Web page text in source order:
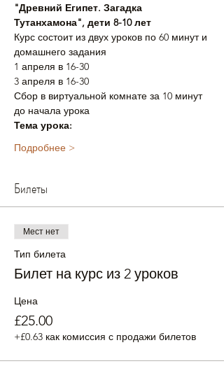
"Древний Египет. Загадка
Тутанхамона", дети 8-10 лет
Курс состоит из двух уроков по 60 минут и
домашнего задания
1 апреля в 16-30
3 апреля в 16-30
Сбор в виртуальной комнате за 10 минут
до начала урока
Тема урока:
Подробнее >
Билеты
Мест нет
Тип билета
Билет на курс из 2 уроков
Цена
£25.00
+£0.63 как комиссия с продажи билетов